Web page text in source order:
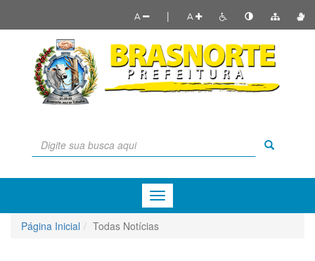
A | A
Menu
de
Navegação
Página Inicial Todas Notícias